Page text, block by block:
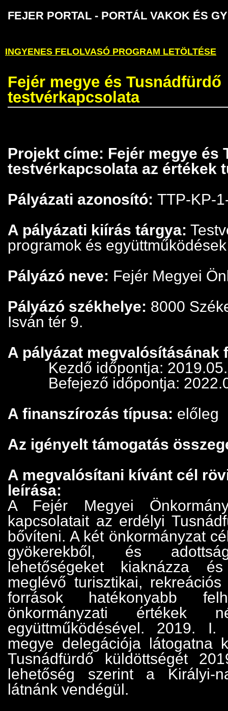
FEJER PORTAL - PORTÁL VAKOK ÉS
INGYENES FELOLVASÓ PROGRAM LETÖLTÉSE
Fejér megye és Tusnádfürdő
testvérkapcsolata
Projekt címe: Fejér megye és
testvérkapcsolata az értékek
Pályázati azonosító: TTP-KP-
A pályázati kiírás tárgya:
programok és együttműködések
Pályázó neve: Fejér Megyei
Pályázó székhelye: 8000
Isván tér 9.
A pályázat megvalósításának
Kezdő időpontja:
Befejező időpontja:
A finanszírozás típusa: előleg
Az igényelt támogatás
A megvalósítani kívánt cél
leírása:
A Fejér Megyei
kapcsolatait az erdélyi
bővíteni. A két önkormányzat
gyökerekből, és
lehetőségeket kiaknázza
meglévő turisztikai,
források hatékonyabb
önkormányzati értékek
együttműködésével. 2019. I.
megye delegációja látogatna
Tusnádfürdő küldöttségét
lehetőség szerint a Királyi-
látnánk vendégül.